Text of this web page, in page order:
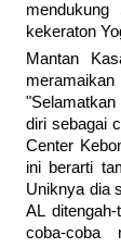
kekeraton
Mantan
diri sebagai
Center
ini berarti
Uniknya dia
AL
coba-coba